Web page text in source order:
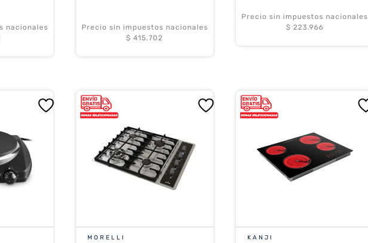
nacionales
Precio sin impuestos nacionales
$ 415.702
Precio sin impuestos nacionales
$ 223.966
MORELLI KANJI